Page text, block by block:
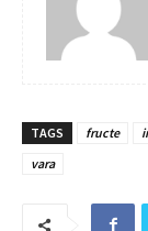
TAGS fructe
vara